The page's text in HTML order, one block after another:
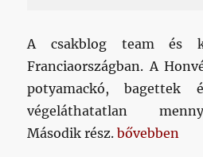
A csakblog team és
Franciaországban. A
potyamackó, bagettek
végeláthatatlan
Második rész.„Csakblog
bővebben